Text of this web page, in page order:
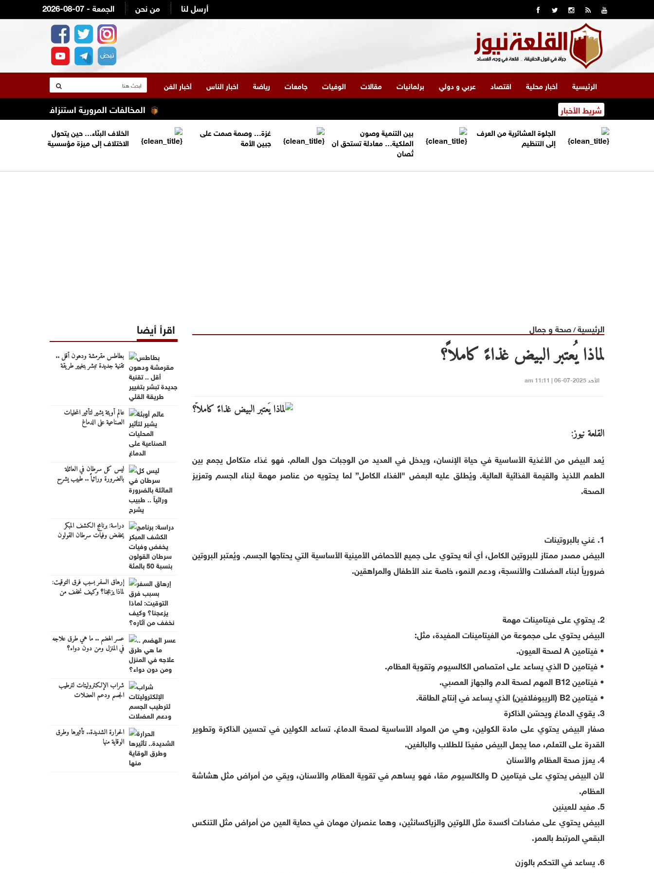
2026-08-07 - الجمعة من نحن أرسل لنا
الرئيسية أخبار محلية اقتصاد عربي و دولي برلمانيات مقالات الوفيات جامعات رياضة اخبار الناس أخبار الفن
شريط الأخبار المخالفات المرورية استنزاف ميزانية أصحاب
الجلوة العشائرية من العرف
إلى التنظيم
بين التنمية وصون
الملكية… معادلة تستحق أن
تُصان
غزة… وصمة صمت على
جبين الأمة
الخلاف البنّاء… حين يتحول
الاختلاف إلى ميزة مؤسسية
الرئيسية/صحة و جمال
لماذا يُعتبر البيض غذاءً كاملاً؟
الأحد 2025-07-06 | 11:11 am
القلعة نيوز:
يُعد البيض من الأغذية الأساسية في حياة الإنسان، ويدخل في العديد من الوجبات حول العالم. فهو غذاء متكامل يجمع بين
الطعم اللذيذ والقيمة الغذائية العالية. ويُطلق عليه البعض "الغذاء الكامل” لما يحتويه من عناصر مهمة لبناء الجسم وتعزيز
الصحة.
1. غني بالبروتينات
البيض مصدر ممتاز للبروتين الكامل، أي أنه يحتوي على جميع الأحماض الأمينية الأساسية التي يحتاجها الجسم. ويُعتبر البروتين
ضرورياً لبناء العضلات والأنسجة، ودعم النمو، خاصة عند الأطفال والمراهقين.
2. يحتوي على فيتامينات مهمة
البيض يحتوي على مجموعة من الفيتامينات المفيدة، مثل:
• فيتامين A لصحة العيون.
• فيتامين D الذي يساعد على امتصاص الكالسيوم وتقوية العظام.
• فيتامين B12 المهم لصحة الدم والجهاز العصبي.
• فيتامين B2 (الريبوفلافين) الذي يساعد في إنتاج الطاقة.
3. يقوي الدماغ ويحسّن الذاكرة
صفار البيض يحتوي على مادة الكولين، وهي من المواد الأساسية لصحة الدماغ. تساعد الكولين في تحسين الذاكرة وتطوير
القدرة على التعلم، مما يجعل البيض مفيدًا للطلاب والبالغين.
4. يعزز صحة العظام والأسنان
لأن البيض يحتوي على فيتامين D والكالسيوم معًا، فهو يساهم في تقوية العظام والأسنان، ويقي من أمراض مثل هشاشة
العظام.
5. مفيد للعينين
البيض يحتوي على مضادات أكسدة مثل اللوتين والزياكسانثين، وهما عنصران مهمان في حماية العين من أمراض مثل التنكس
البقعي المرتبط بالعمر.
6. يساعد في التحكم بالوزن
اقرأ أيضا
بطاطس مقرمشة ودهون أقل ..
تقنية جديدة تبشر بتغيير طريقة
عالم أوبئة يشير لتأثير المحليات
الصناعية على الدماغ
ليس كل سرطان في العائلة
بالضرورة وراثياً .. طبيب يشرح
دراسة: برنامج الكشف المبكر
يخفض وفيات سرطان القولون
إرهاق السفر بسبب فرق التوقيت:
لماذا يزعجنا؟ وكيف نخفف من
عسر الهضم .. ما هي طرق علاجه
في المنزل ومن دون دواء؟
شراب الإلكتروليتات لترطيب
الجسم ودعم العضلات
الحرارة الشديدة.. تأثيرها وطرق
الوقاية منها